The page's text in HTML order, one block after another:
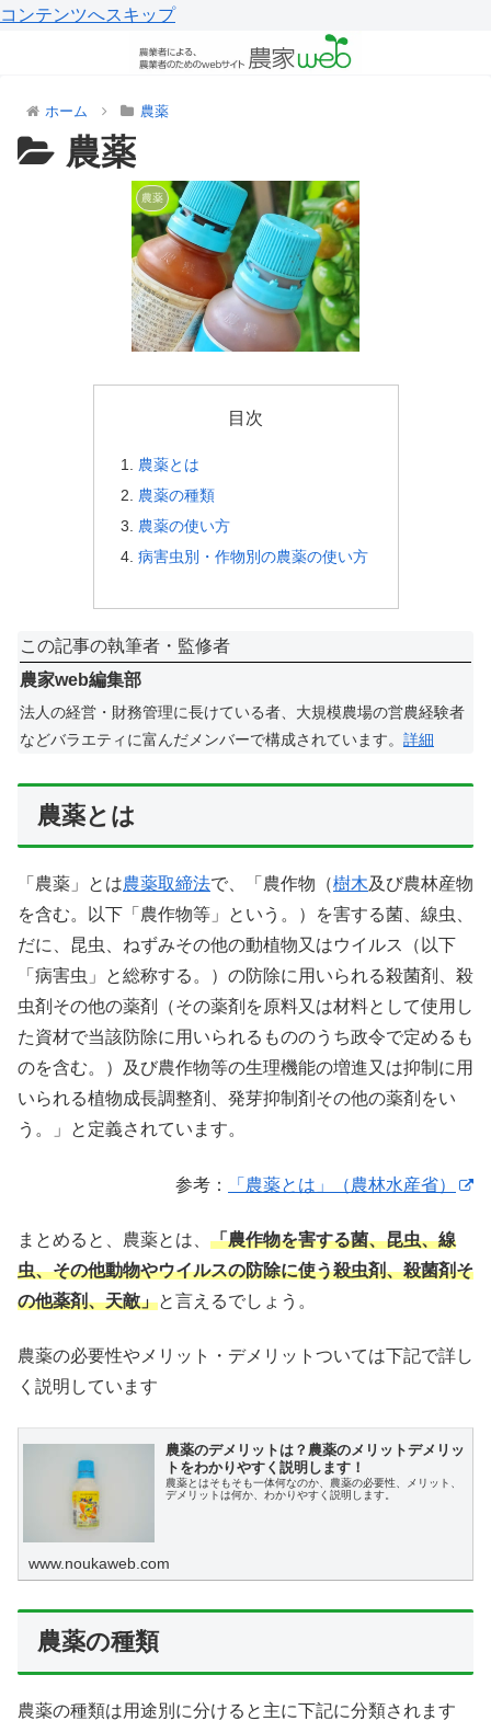
コンテンツへスキップ
ホーム 農薬
農薬
農薬
目次
農薬とは
農薬の種類
農薬の使い方
病害虫別・作物別の農薬の使い方
この記事の執筆者・監修者
農家web編集部
法人の経営・財務管理に長けている者、大規模農場の営農経験者
などバラエティに富んだメンバーで構成されています。 詳細
農薬とは
「農薬」とは農薬取締法で、「農作物（樹木及び農林産物
を含む。以下「農作物等」という。）を害する菌、線虫、
だに、昆虫、ねずみその他の動植物又はウイルス（以下
「病害虫」と総称する。）の防除に用いられる殺菌剤、殺
虫剤その他の薬剤（その薬剤を原料又は材料として使用し
た資材で当該防除に用いられるもののうち政令で定めるも
のを含む。）及び農作物等の生理機能の増進又は抑制に用
いられる植物成長調整剤、発芽抑制剤その他の薬剤をい
う。」と定義されています。
参考： 「農薬とは」（農林水産省）
まとめると、農薬とは、 「農作物を害する菌、昆虫、線
虫、その他動物やウイルスの防除に使う殺虫剤、殺菌剤そ
の他薬剤、天敵」と言えるでしょう。
農薬の必要性やメリット・デメリットついては下記で詳し
く説明しています
農薬のデメリットは？農薬のメリットデメリッ
トをわかりやすく説明します！
農薬とはそもそも一体何なのか、農薬の必要性、メリット、
デメリットは何か、わかりやすく説明します。
www.noukaweb.com
農薬の種類
農薬の種類は用途別に分けると主に下記に分類されます